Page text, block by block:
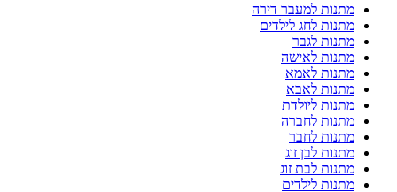
מתנות למעבר דירה
מתנות לחג לילדים
מתנות לגבר
מתנות לאישה
מתנות לאמא
מתנות לאבא
מתנות ליולדת
מתנות לחברה
מתנות לחבר
מתנות לבן זוג
מתנות לבת זוג
מתנות לילדים